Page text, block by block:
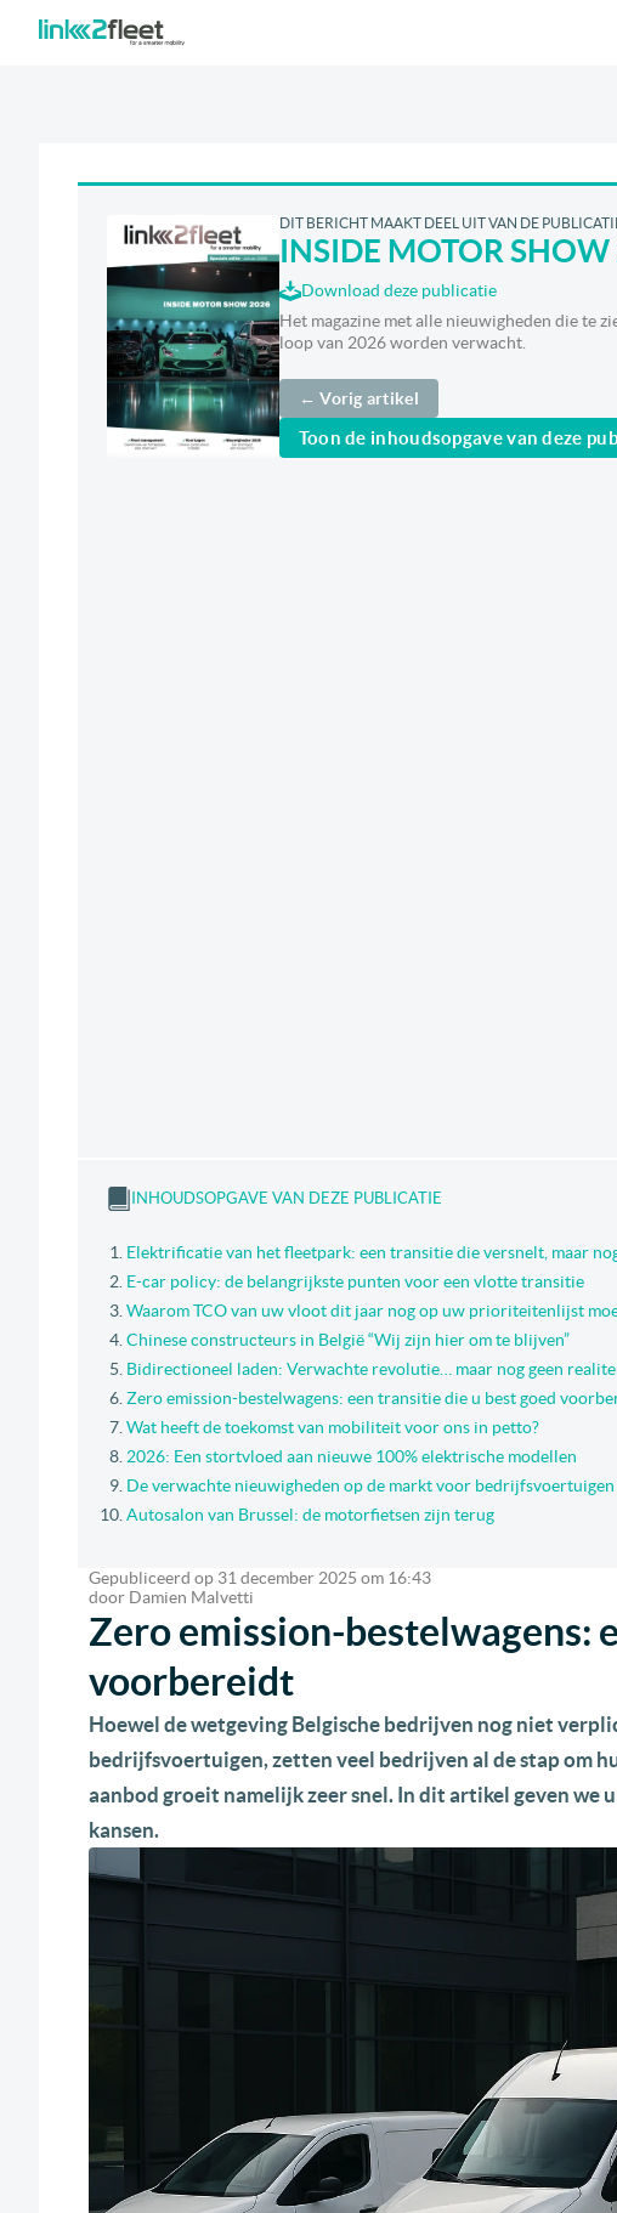
DIT BERICHT MAAKT DEEL UIT VAN DE
INSIDE MOTOR
Download deze publicatie
Het magazine met alle nieuwigheden die te
loop van 2026 worden verwacht.
← Vorig artikel
Toon de inhoudsopgave van deze
INHOUDSOPGAVE VAN DEZE PUBLICATIE
Elektrificatie van het fleetpark: een transitie die versnelt, maar
E-car policy: de belangrijkste punten voor een vlotte transitie
Waarom TCO van uw vloot dit jaar nog op uw prioriteitenlijst
Chinese constructeurs in België “Wij zijn hier om te blijven”
Bidirectioneel laden: Verwachte revolutie… maar nog geen
Zero emission-bestelwagens: een transitie die u best goed
Wat heeft de toekomst van mobiliteit voor ons in petto?
2026: Een stortvloed aan nieuwe 100% elektrische modellen
De verwachte nieuwigheden op de markt voor
Autosalon van Brussel: de motorfietsen zijn terug
Gepubliceerd op 31 december 2025 om 16:43
door Damien Malvetti
Zero emission-bestelwagens:
voorbereidt
Hoewel de wetgeving Belgische bedrijven nog niet
bedrijfsvoertuigen, zetten veel bedrijven al de stap om
aanbod groeit namelijk zeer snel. In dit artikel geven we
kansen.